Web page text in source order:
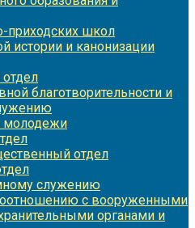
приходских школ
истории и канонизации
благотворительности и
молодежи
отдел
служению
с вооруженными
органами и